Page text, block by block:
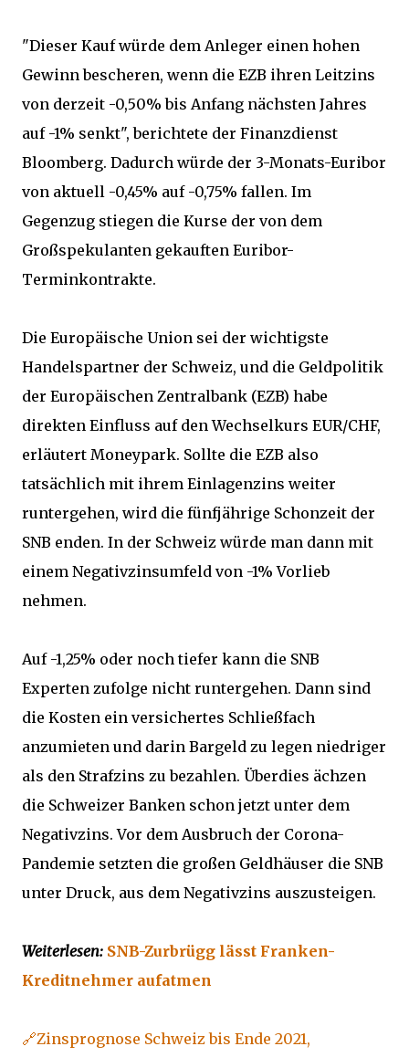
"Dieser Kauf würde dem Anleger einen hohen
Gewinn bescheren, wenn die EZB ihren Leitzins
von derzeit -0,50% bis Anfang nächsten Jahres
auf -1% senkt", berichtete der Finanzdienst
Bloomberg. Dadurch würde der 3-Monats-Euribor
von aktuell -0,45% auf -0,75% fallen. Im
Gegenzug stiegen die Kurse der von dem
Großspekulanten gekauften Euribor-
Terminkontrakte.
Die Europäische Union sei der wichtigste
Handelspartner der Schweiz, und die Geldpolitik
der Europäischen Zentralbank (EZB) habe
direkten Einfluss auf den Wechselkurs EUR/CHF,
erläutert Moneypark. Sollte die EZB also
tatsächlich mit ihrem Einlagenzins weiter
runtergehen, wird die fünfjährige Schonzeit der
SNB enden. In der Schweiz würde man dann mit
einem Negativzinsumfeld von -1% Vorlieb
nehmen.
Auf -1,25% oder noch tiefer kann die SNB
Experten zufolge nicht runtergehen. Dann sind
die Kosten ein versichertes Schließfach
anzumieten und darin Bargeld zu legen niedriger
als den Strafzins zu bezahlen. Überdies ächzen
die Schweizer Banken schon jetzt unter dem
Negativzins. Vor dem Ausbruch der Corona-
Pandemie setzten die großen Geldhäuser die SNB
unter Druck, aus dem Negativzins auszusteigen.
Weiterlesen: SNB-Zurbrügg lässt Franken-
Kreditnehmer aufatmen
🔗Zinsprognose Schweiz bis Ende 2021,